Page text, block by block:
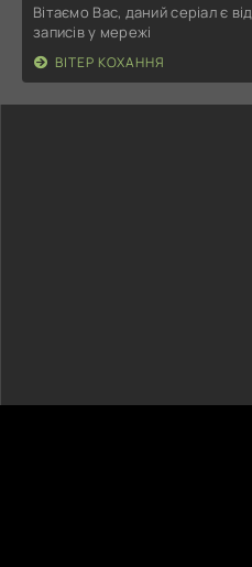
Вітаємо Вас, даний серіал є
записів у мережі
ВІТЕР КОХАННЯ